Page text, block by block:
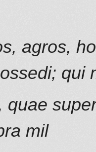
agros,
qui
quae
mil